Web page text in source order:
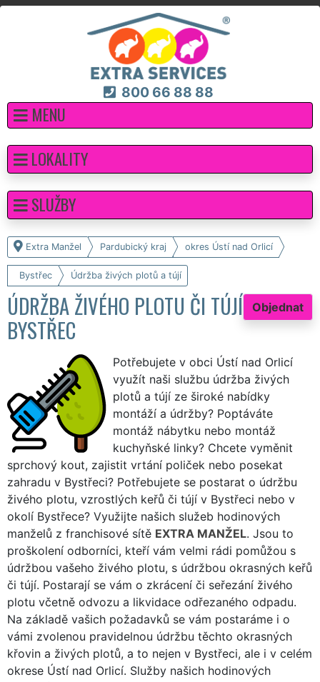
800 66 88 88
MENU
Extra Manžel Pardubický kraj okres Ústí nad Orlicí
Bystřec Údržba živých plotů a tújí
Objednat
ÚDRŽBA ŽIVÉHO PLOTU ČI TÚJÍ
BYSTŘEC
Potřebujete v obci Ústí nad Orlicí
využít naši službu údržba živých
plotů a tújí ze široké nabídky
montáží a údržby? Poptáváte
montáž nábytku nebo montáž
kuchyňské linky? Chcete vyměnit
sprchový kout, zajistit vrtání poliček nebo posekat
zahradu v Bystřeci? Potřebujete se postarat o údržbu
živého plotu, vzrostlých keřů či tújí v Bystřeci nebo v
okolí Bystřece? Využijte našich služeb hodinových
manželů z franchisové sítě EXTRA MANŽEL. Jsou to
proškolení odborníci, kteří vám velmi rádi pomůžou s
údržbou vašeho živého plotu, s údržbou okrasných keřů
či tújí. Postarají se vám o zkrácení či seřezání živého
plotu včetně odvozu a likvidace odřezaného odpadu.
Na základě vašich požadavků se vám postaráme i o
vámi zvolenou pravidelnou údržbu těchto okrasných
křovin a živých plotů, a to nejen v Bystřeci, ale i v celém
okrese Ústí nad Orlicí. Služby našich hodinových
LOKALITY
SLUŽBY